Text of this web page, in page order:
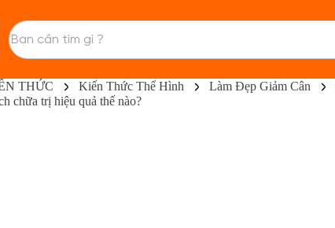
THỨC Kiến Thức Thể Hình Làm Đẹp Giảm Cân
chữa trị hiệu quả thế nào?